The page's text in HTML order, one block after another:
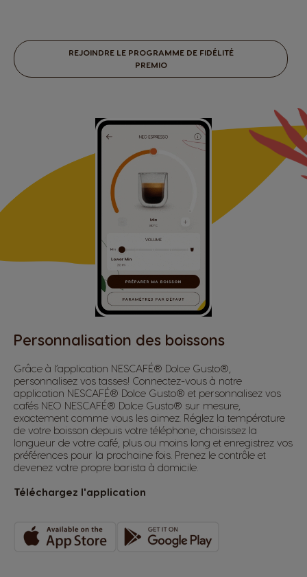
REJOINDRE LE PROGRAMME DE FIDÉLITÉ
PREMIO
Personnalisation des boissons
Grâce à l’application NESCAFÉ® Dolce Gusto®,
personnalisez vos tasses! Connectez-vous à notre
application NESCAFÉ® Dolce Gusto® et personnalisez vos
cafés NEO NESCAFÉ® Dolce Gusto® sur mesure,
exactement comme vous les aimez. Réglez la température
de votre boisson depuis votre téléphone, choisissez la
longueur de votre café, plus ou moins long et enregistrez vos
préférences pour la prochaine fois. Prenez le contrôle et
devenez votre propre barista à domicile.
Téléchargez l'application